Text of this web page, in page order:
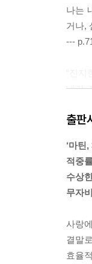
나는
거나,
---
내가
“꼭
내가
제이
“‘가
---
나는
면 나
에 오
출판
‘마틴,
적중
수상
무자
사랑
결말
효율